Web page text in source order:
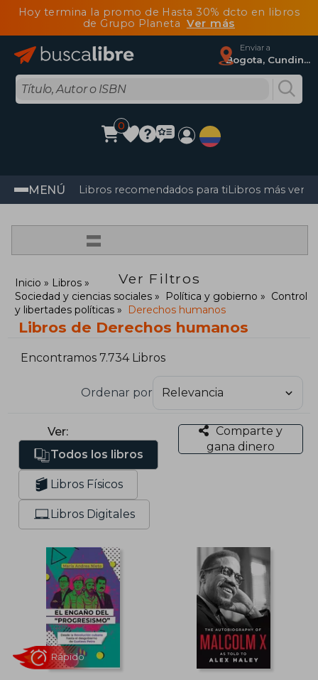
Hoy termina la promo de Hasta 30% dcto en libros
de Grupo Planeta Ver más
Enviar a
Bogota, Cundinamarca
0
MENÚ Libros recomendados para tiLibros más
=
Ver Filtros
Inicio
Libros
Sociedad y ciencias sociales
Política y gobierno
Control
y libertades políticas
Derechos humanos
Libros de Derechos humanos
Encontramos 7.734 Libros
Ordenar por
Ver:
Todos los libros
Libros Físicos
Libros Digitales
Comparte y
gana dinero